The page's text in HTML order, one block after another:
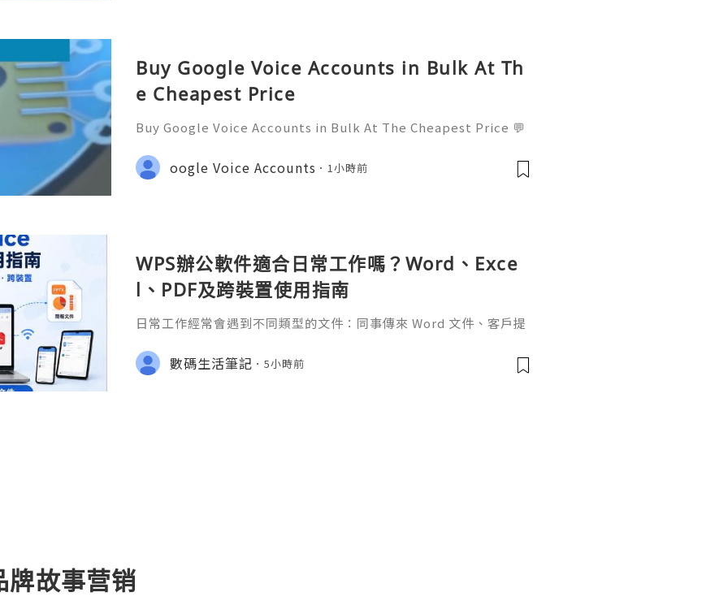
Buy Google Voice Accounts in Bulk At Th
e Cheapest Price
Buy Google Voice Accounts in Bulk At The Cheapest Price 💬
gmail.com 💎 WhatsApp: +1(772)563-8300 🚀 Telegram: @usa
marketit 🎮 discord: usamarketit ✅
oogle Voice Accounts 1小時前
WPS辦公軟件適合日常工作嗎？Word、Exce
l、PDF及跨裝置使用指南
日常工作經常會遇到不同類型的文件：同事傳來 Word 文件、客戶提
PDF。 如果每種文件都要使用不同程式，處理起來比較零散。因此不
少人會接觸 WPS Offic
數碼生活筆記 5小時前
牌故事营销